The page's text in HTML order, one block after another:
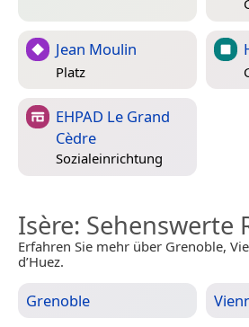
Jean Moulin
Platz
EHPAD Le Grand
Cèdre
Sozialeinrichtung
Isère: Sehenswerte
Erfahren Sie mehr über Grenoble,
d’Huez.
Grenoble